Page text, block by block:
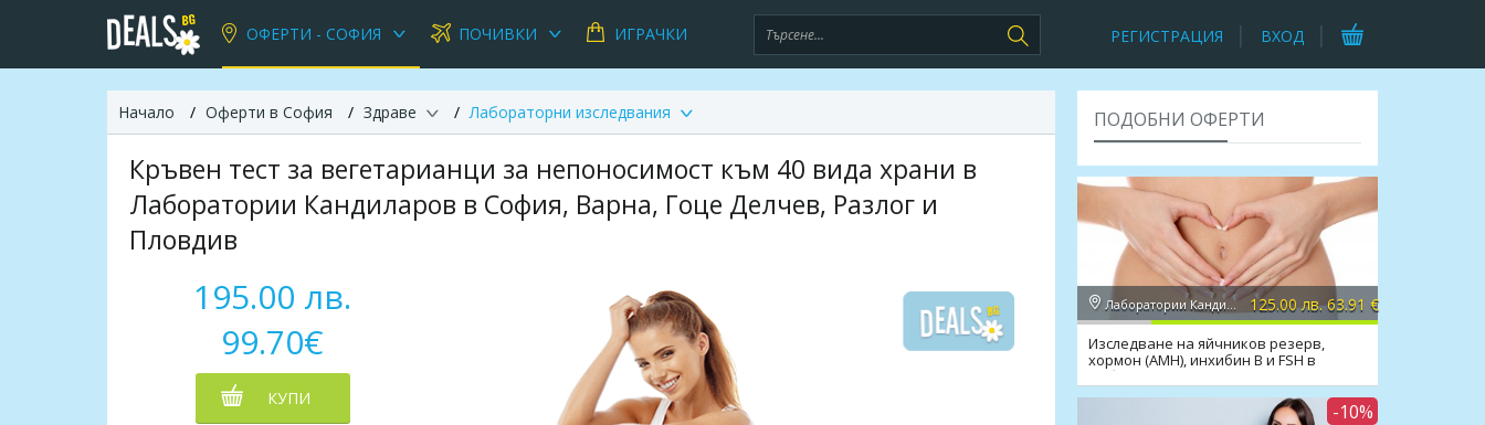
ОФЕРТИ - СОФИЯ ПОЧИВКИ ИГРАЧКИ РЕГИСТРАЦИЯ ВХОД
Начало Оферти в София Здраве Лабораторни изследвания
Кръвен тест за вегетарианци за непоносимост към 40 вида храни в
Лаборатории Кандиларов в София, Варна, Гоце Делчев, Разлог и
Пловдив
195.00 лв.
99.70€
КУПИ
ПОДОБНИ ОФЕРТИ
Лаборатории Кандиларов 125.00 лв. 63.91 €
Изследване на яйчников резерв,
хормон (AMH), инхибин В и FSH в
Лаборатории Кандиларов
-10%